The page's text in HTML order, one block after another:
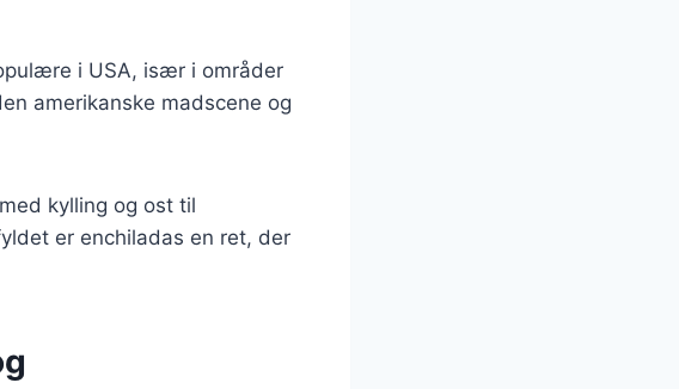
i USA, især i områder
amerikanske madscene og
kylling og ost til
er enchiladas en ret, der